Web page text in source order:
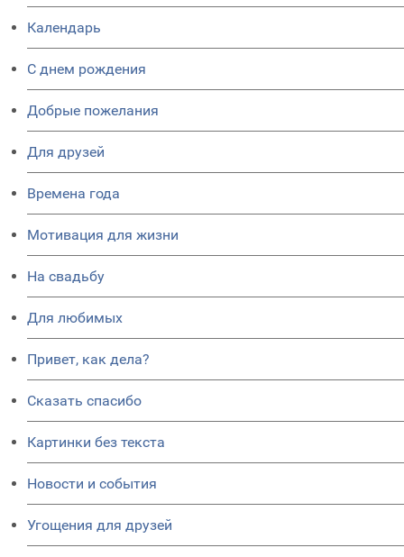
Календарь
C днем рождения
Добрые пожелания
Для друзей
Времена года
Мотивация для жизни
На свадьбу
Для любимых
Привет, как дела?
Сказать спасибо
Картинки без текста
Новости и события
Угощения для друзей